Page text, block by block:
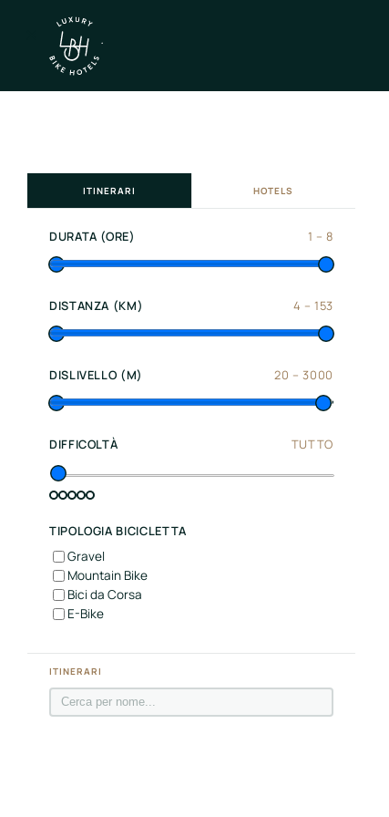
Italia
Sud
Italia
Italy
Center
Italy
Souther
Italy
Hotels
Unisciti
Login
ITINERARI HOTELS
DURATA (ORE) 1 –8
DISTANZA (KM) 4 –153
DISLIVELLO (M) 20 –3000
DIFFICOLTÀ TUTTO
TIPOLOGIA BICICLETTA
Gravel
Mountain Bike
Bici da Corsa
E-Bike
ITINERARI